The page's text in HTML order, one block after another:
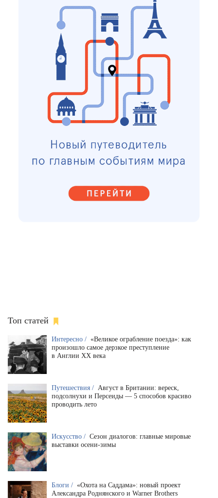
Топ статей
Интересно / «Великое ограбление поезда»: как
произошло самое дерзкое преступление
в Англии XX века
Путешествия / Август в Британии: вереск,
подсолнухи и Персеиды — 5 способов красиво
проводить лето
Искусство / Сезон диалогов: главные мировые
выставки осени-зимы
Блоги / «Охота на Саддама»: новый проект
Александра Роднянского и Warner Brothers